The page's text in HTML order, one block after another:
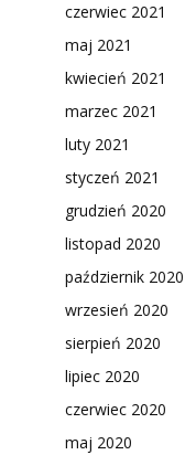
czerwiec 2021
maj 2021
kwiecień 2021
marzec 2021
luty 2021
styczeń 2021
grudzień 2020
listopad 2020
październik 2020
wrzesień 2020
sierpień 2020
lipiec 2020
czerwiec 2020
maj 2020